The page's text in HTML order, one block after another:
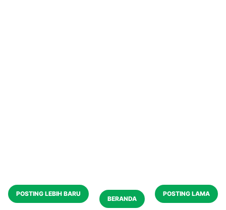
POSTING LEBIH BARU POSTING LAMA
BERANDA